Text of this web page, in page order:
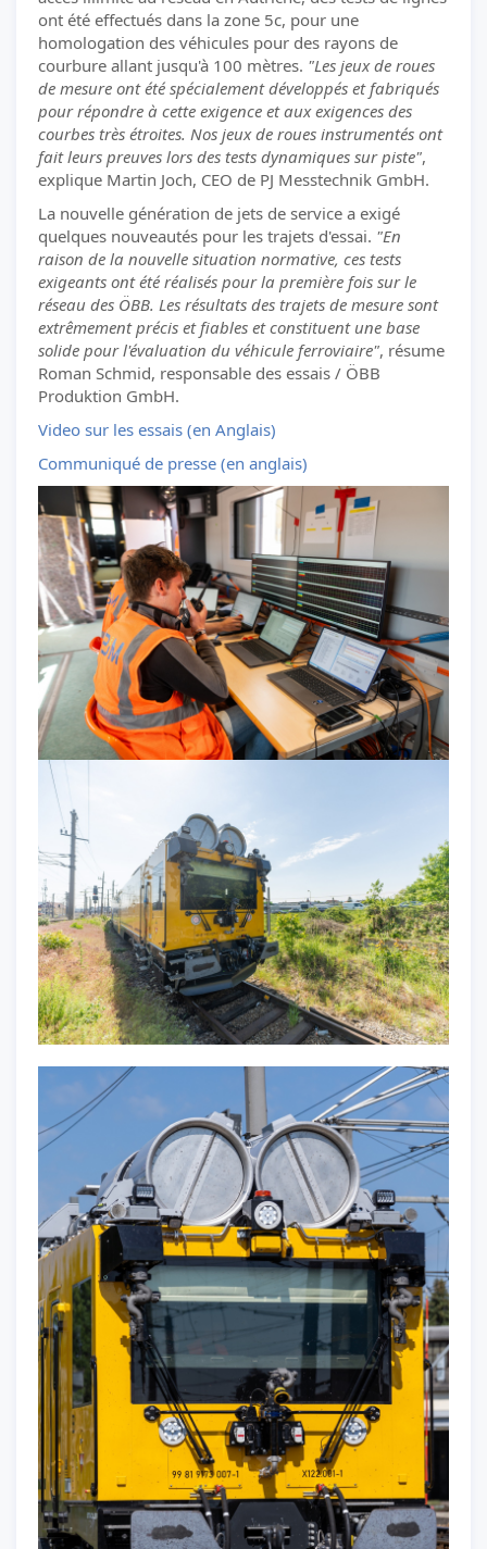
ont été effectués dans la zone 5c, pour une
homologation des véhicules pour des rayons de
courbure allant jusqu'à 100 mètres. "Les jeux de roues
de mesure ont été spécialement développés et fabriqués
pour répondre à cette exigence et aux exigences des
courbes très étroites. Nos jeux de roues instrumentés ont
fait leurs preuves lors des tests dynamiques sur piste",
explique Martin Joch, CEO de PJ Messtechnik GmbH.
La nouvelle génération de jets de service a exigé
quelques nouveautés pour les trajets d'essai. "En
raison de la nouvelle situation normative, ces tests
exigeants ont été réalisés pour la première fois sur le
réseau des ÖBB. Les résultats des trajets de mesure sont
extrêmement précis et fiables et constituent une base
solide pour l'évaluation du véhicule ferroviaire", résume
Roman Schmid, responsable des essais / ÖBB
Produktion GmbH.
Video sur les essais (en Anglais)
Communiqué de presse (en anglais)